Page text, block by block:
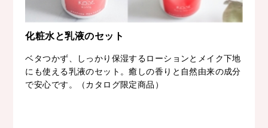
化粧水と乳液のセット
ベタつかず、しっかり保湿するローションとメイク下地
にも使える乳液のセット。癒しの香りと自然由来の成分
で安心です。（カタログ限定商品）